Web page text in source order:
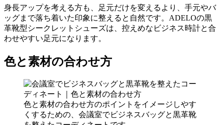
身長アップを考える方も、足元だけを変えるより、手元やバ
ッグまで落ち着いた印象に整えると自然です。ADELOの黒
革靴型シークレットシューズは、控えめなビジネス時計と合
わせやすい足元になります。
色と素材の合わせ方
色と素材の合わせ方のポイントをイメージしやす
くするための、会議室でビジネスバッグと黒革靴